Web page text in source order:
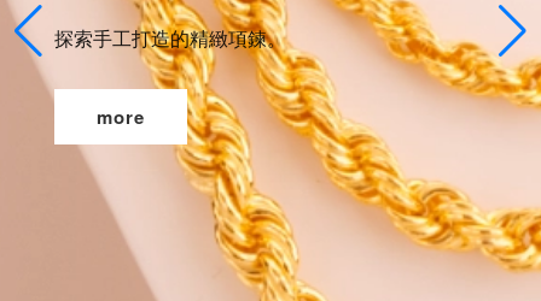
探索手工打造的精緻項鍊。
more